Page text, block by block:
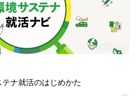
© WWF-Japan
テナ就活のはじめかた